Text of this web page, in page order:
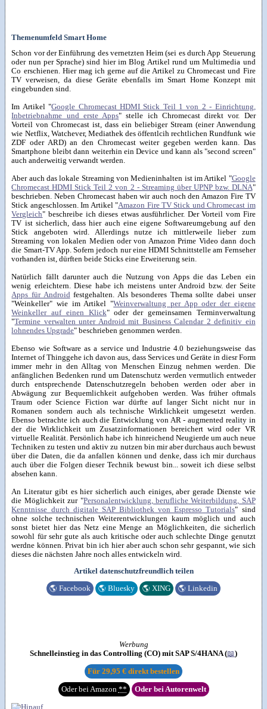
Themenumfeld Smart Home
Schon vor der Einführung des vernetzten Heim (sei es durch App Steuerung
oder nun per Sprache) sind hier im Blog Artikel rund um Multimedia und
Co erschienen. Hier mag ich gerne auf die Artikel zu Chromecast und Fire
TV verweisen, da diese Geräte ebenfalls im Smart Home Konzept mit
eingebunden sind.
Im Artikel "Google Chromecast HDMI Stick Teil 1 von 2 - Einrichtung,
Inbetriebnahme und erste Apps" stelle ich Chromecast direkt vor. Der
Vorteil von Chromecast ist, dass ein beliebiger Stream (einer Anwendung
wie Netflix, Watchever, Mediathek des öffentlcih rechtlichen Rundfunk wie
ZDF oder ARD) an den Chromecast weiter gegeben werden kann. Das
Smartphone bleibt dann weiterhin ein Device und kann als "second screen"
auch anderweitig verwandt werden.
Aber auch das lokale Streaming von Medieninhalten ist im Artikel "Google
Chromecast HDMI Stick Teil 2 von 2 - Streaming über UPNP bzw. DLNA"
beschrieben. Neben Chromecast haben wir auch noch den Amazon Fire TV
Stick angeschlossen. Im Artikel "Amazon Fire TV Stick und Chromecast im
Vergleich" beschreibe ich dieses etwas ausführlicher. Der Vorteil vom Fire
TV ist sicherlich, dass hier auch eine eigene Softwareumgebung auf den
Stick angeboten wird. Allerdings nutze ich mittlerweile lieber zum
Streaming von lokalen Medien oder von Amazon Prime Video dann doch
die Smart-TV App. Sofern jedoch nur eine HDMI Schnittstelle am Fernseher
vorhanden ist, dürften beide Sticks eine Erweiterung sein.
Natürlich fällt darunter auch die Nutzung von Apps die das Leben ein
wenig erleichtern. Diese habe ich meistens unter Android bzw. der Seite
Apps für Android festgehalten. Als besonderes Thema sollte dabei unser
"Weinkeller" wie im Artikel "Weinverwaltung per App oder der eigene
Weinkeller auf einen Klick" oder der gemeinsamen Terminverwaltung
"Termine verwalten unter Android mit Business Calendar 2 definitiv ein
lohnendes Upgrade" beschrieben genommen werden.
Ebenso wie Software as a service und Industrie 4.0 beziehungsweise das
Internet of Thinggehe ich davon aus, dass Services und Geräte in diesr Form
immer mehr in den Alltag von Menschen Einzug nehmen werden. Die
anfänglichen Bedenken rund um Datenschutz werden vermutlich entweder
durch entsprechende Datenschutzregeln behoben werden oder aber in
Abwägung zur Bequemlichkeit aufgehoben werden. Was früher oftmals
Traum oder Science Fiction war dürfte auf langer Sicht nicht nur in
Romanen sondern auch als technische Wirklichkeit umgesetzt werden.
Ebenso betrachte ich auch die Entwicklung von AR - augmented reality in
der die Wirklichkeit um Zusatzinformationen bereichert wird oder VR
virtuelle Realität. Persönlich habe ich hinreichend Neugierde um auch neue
Techniken zu testen und aktiv zu nutzen bin mir aber durchaus auch bewust
über die Daten, die da anfallen können und denke, dass ich mir durchaus
auch über die Folgen dieser Technik bewust bin... soweit ich diese selbst
absehen kann.
An Literatur gibt es hier sicherlich auch einiges, aber gerade Dienste wie
die Möglichkeit zur "Personalentwicklung, berufliche Weiterbildung, SAP
Kenntnisse durch digitale SAP Bibliothek von Espresso Tutorials" sind
ohne solche technischen Weiterentwicklungen kaum möglich und auch
sonst bietet hier das Netz eine Menge an Möglichkeiten, die sicherlich
sowohl für sehr gute als auch kritische oder auch schlechte Dinge genutzt
werdne können. Privat bin ich hier aber auch schon sehr gespannt, wie sich
dieses die nächsten Jahre noch alles entwickeln wird.
Artikel datenschutzfreundlich teilen
🌎 Facebook 🌎 Bluesky 🌎 XING 🌎 Linkedin
Werbung
Schnelleinstieg in das Controlling (CO) mit SAP S/4HANA (📖)
Für 29,95 € direkt bestellen
Oder bei Amazon ** Oder bei Autorenwelt